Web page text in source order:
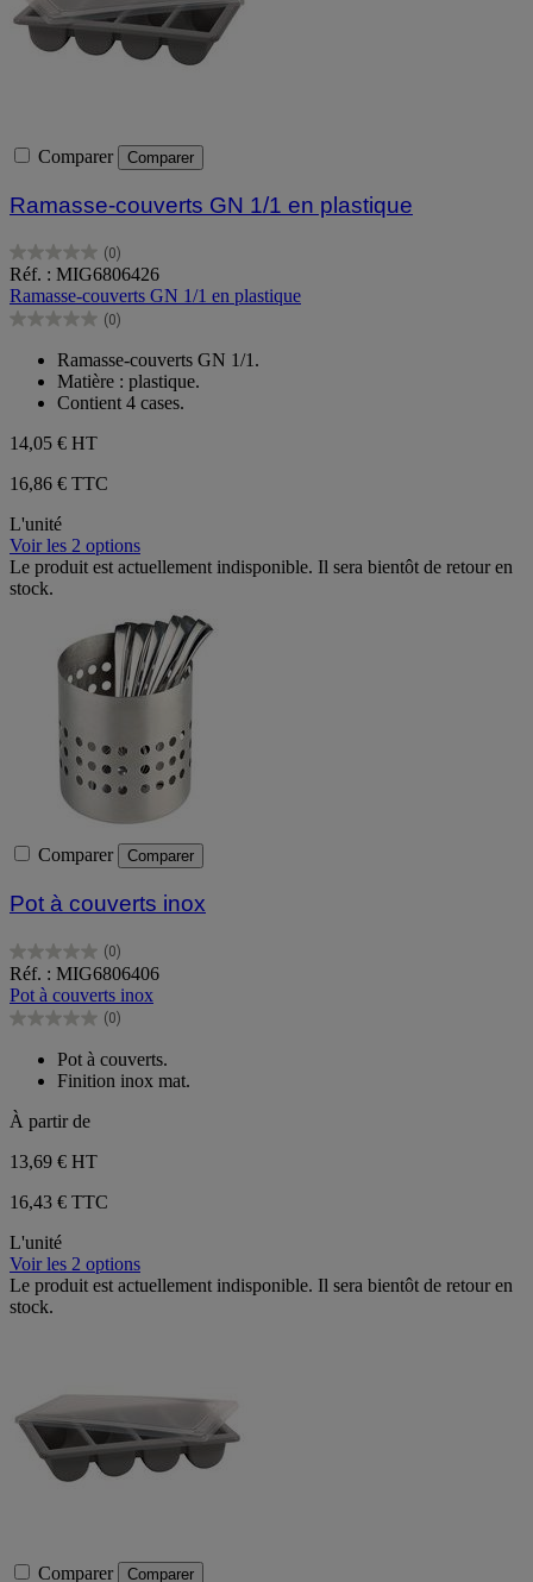
Comparer Comparer
Ramasse-couverts GN 1/1 en plastique
(0)
0.0
sur
5
étoiles.
Réf. : MIG6806426
Ramasse-couverts GN 1/1 en plastique
(0)
0.0
étoiles.
Ramasse-couverts GN 1/1.
Matière : plastique.
Contient 4 cases.
14,05 € HT
16,86 € TTC
L'unité
Voir les 2 options
Le produit est actuellement indisponible. Il sera bientôt de retour en
stock.
Comparer Comparer
Pot à couverts inox
(0)
0.0
sur
5
étoiles.
Réf. : MIG6806406
Pot à couverts inox
(0)
0.0
étoiles.
Pot à couverts.
Finition inox mat.
À partir de
13,69 € HT
16,43 € TTC
L'unité
Voir les 2 options
Le produit est actuellement indisponible. Il sera bientôt de retour en
stock.
Comparer Comparer